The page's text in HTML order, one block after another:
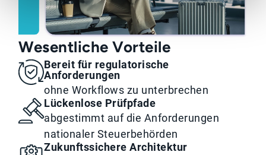
Wesentliche Vorteile
Bereit für regulatorische
Anforderungen
ohne Workflows zu unterbrechen
Lückenlose Prüfpfade
abgestimmt auf die Anforderungen
nationaler Steuerbehörden
Zukunftssichere Architektur